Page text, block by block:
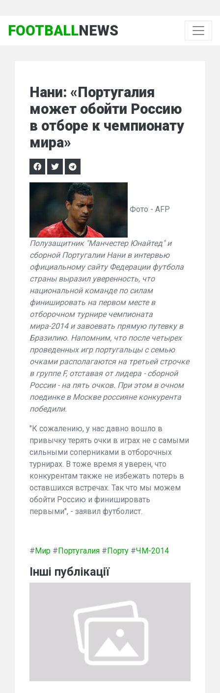
FOOTBALLNEWS
Нани: «Португалия
может обойти Россию
в отборе к чемпионату
мира»
Фото - AFP
Полузащитник "Манчестер Юнайтед" и
сборной Португалии Нани в интервью
официальному сайту Федерации футбола
страны выразил уверенность, что
национальной команде по силам
финишировать на первом месте в
отборочном турнире чемпионата
мира-2014 и завоевать прямую путевку в
Бразилию. Напомним, что после четырех
проведенных игр португальцы с семью
очками располагаются на третьей строчке
в группе F, отставая от лидера - сборной
России - на пять очков. При этом в очном
поединке в Москве россияне конкурента
победили.
"К сожалению, у нас давно вошло в
привычку терять очки в играх не с самыми
сильными соперниками в отборочных
турнирах. В тоже время я уверен, что
конкурентам также не избежать потерь в
оставшихся встречах. Так что мы можем
обойти Россию и финишировать
первыми", - заявил футболист.
#Мир #Португалия #Порту #ЧМ-2014
Інші публікації